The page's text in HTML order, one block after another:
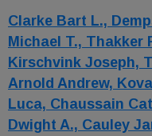
Clarke Bart L.,
Michael T., Thakker
Kirschvink Joseph,
Arnold Andrew,
Luca, Chaussain
Dwight A., Cauley